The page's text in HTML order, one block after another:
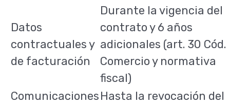
Datos
contractuales y
de facturación
Durante la vigencia del
contrato y 6 años
adicionales (art. 30 Cód.
Comercio y normativa
fiscal)
ComunicacionesHasta la revocación del